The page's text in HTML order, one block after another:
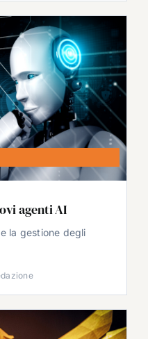
agenti AI
la gestione degli